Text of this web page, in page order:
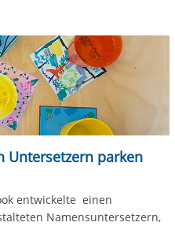
Untersetzern parken
entwickelte einen
Namensuntersetzern,